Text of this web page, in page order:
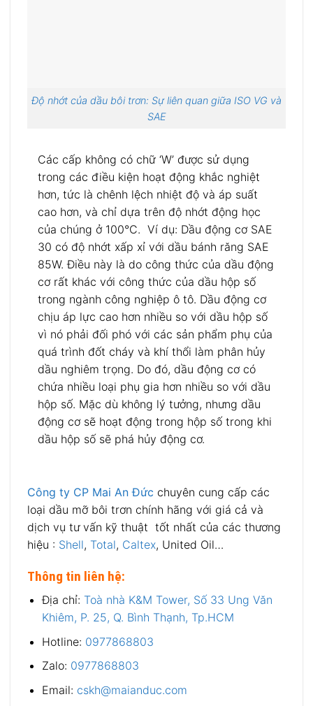
Độ nhớt của dầu bôi trơn: Sự liên quan giữa ISO VG và
SAE
Các cấp không có chữ ‘W’ được sử dụng
trong các điều kiện hoạt động khắc nghiệt
hơn, tức là chênh lệch nhiệt độ và áp suất
cao hơn, và chỉ dựa trên độ nhớt động học
của chúng ở 100°C. Ví dụ: Dầu động cơ SAE
30 có độ nhớt xấp xỉ với dầu bánh răng SAE
85W. Điều này là do công thức của dầu động
cơ rất khác với công thức của dầu hộp số
trong ngành công nghiệp ô tô. Dầu động cơ
chịu áp lực cao hơn nhiều so với dầu hộp số
vì nó phải đối phó với các sản phẩm phụ của
quá trình đốt cháy và khí thổi làm phân hủy
dầu nghiêm trọng. Do đó, dầu động cơ có
chứa nhiều loại phụ gia hơn nhiều so với dầu
hộp số. Mặc dù không lý tưởng, nhưng dầu
động cơ sẽ hoạt động trong hộp số trong khi
dầu hộp số sẽ phá hủy động cơ.
Công ty CP Mai An Đức chuyên cung cấp các
loại dầu mỡ bôi trơn chính hãng với giá cả và
dịch vụ tư vấn kỹ thuật tốt nhất của các thương
hiệu : Shell, Total, Caltex, United Oil…
Thông tin liên hệ:
Địa chỉ: Toà nhà K&M Tower, Số 33 Ung Văn
Khiêm, P. 25, Q. Bình Thạnh, Tp.HCM
Hotline: 0977868803
Zalo: 0977868803
Email: cskh@maianduc.com